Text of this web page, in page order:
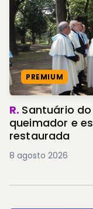
PREMIUM
R. Santuário
queimador e
restaurada
8 agosto 2026